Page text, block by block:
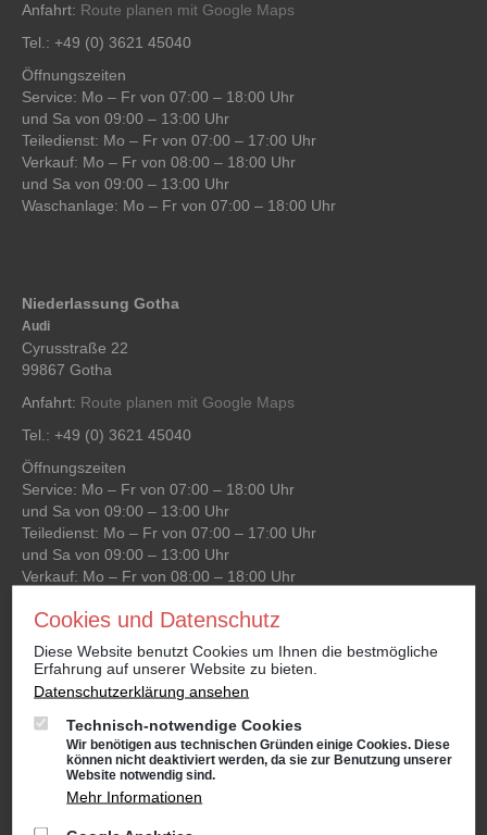
Anfahrt: Route planen mit Google Maps
Tel.: +49 (0) 3621 45040
Öffnungszeiten
Service: Mo – Fr von 07:00 – 18:00 Uhr
und Sa von 09:00 – 13:00 Uhr
Teiledienst: Mo – Fr von 07:00 – 17:00 Uhr
Verkauf: Mo – Fr von 08:00 – 18:00 Uhr
und Sa von 09:00 – 13:00 Uhr
Waschanlage: Mo – Fr von 07:00 – 18:00 Uhr
Niederlassung Gotha
Audi
Cyrusstraße 22
99867 Gotha
Anfahrt: Route planen mit Google Maps
Tel.: +49 (0) 3621 45040
Öffnungszeiten
Service: Mo – Fr von 07:00 – 18:00 Uhr
und Sa von 09:00 – 13:00 Uhr
Teiledienst: Mo – Fr von 07:00 – 17:00 Uhr
und Sa von 09:00 – 13:00 Uhr
Verkauf: Mo – Fr von 08:00 – 18:00 Uhr
Waschanlage: Mo – Fr von 07:00 – 18:00 Uhr
CUPRA & SEAT
Cyrusstraße 22
99867 Gotha
Anfahrt:Route planen mit Google Maps
Cookies und Datenschutz
Diese Website benutzt Cookies um Ihnen die bestmögliche
Erfahrung auf unserer Website zu bieten.
Datenschutzerklärung ansehen
Technisch-notwendige Cookies
Wir benötigen aus technischen Gründen einige Cookies. Diese
können nicht deaktiviert werden, da sie zur Benutzung unserer
Website notwendig sind.
Mehr Informationen